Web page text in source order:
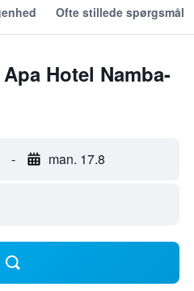
Ofte stillede spørgsmål
Hotel Namba-
- man. 17.8